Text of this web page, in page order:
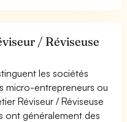
/ Réviseuse
les sociétés
micro-entrepreneurs ou
Réviseur / Réviseuse
ont généralement des